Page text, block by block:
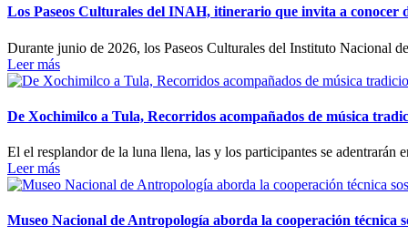
Los Paseos Culturales del INAH, itinerario que invita a conocer
Durante junio de 2026, los Paseos Culturales del Instituto
Leer más
De Xochimilco a Tula, Recorridos acompañados de música
El el resplandor de la luna llena, las y los participantes se
Leer más
Museo Nacional de Antropología aborda la cooperación técnica